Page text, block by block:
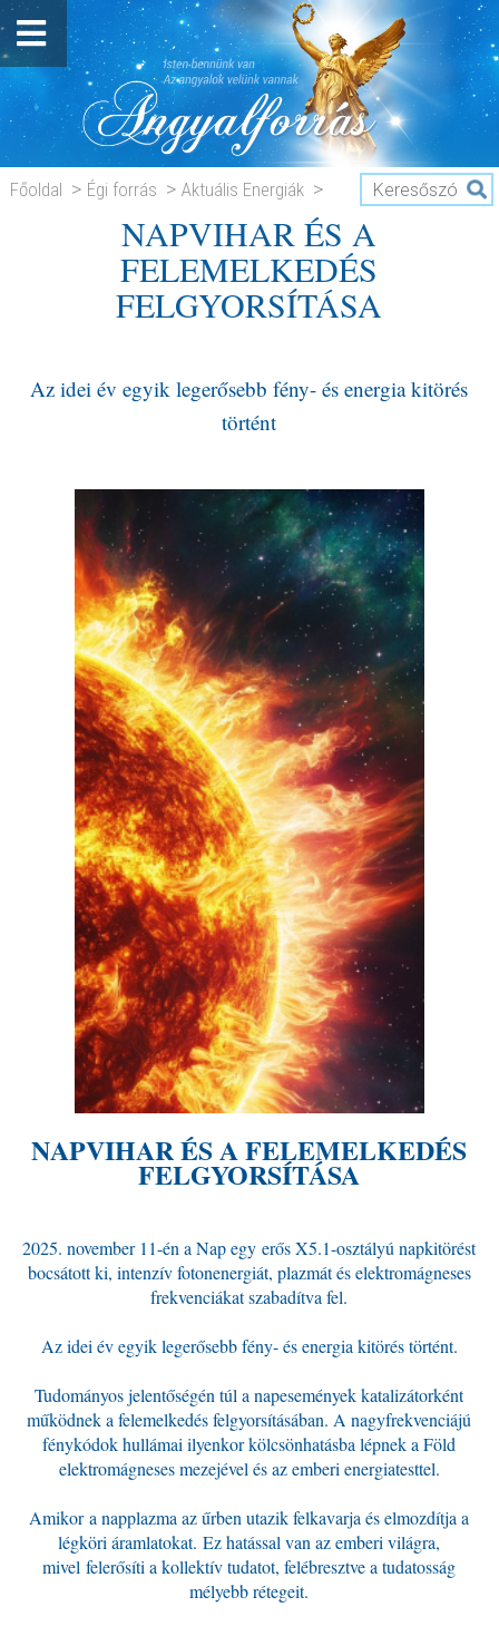
Főoldal Égi forrás
Aktuális Energiák
NAPVIHAR ÉS A FELEMELKEDÉS
FELGYORSÍTÁSA
NAPVIHAR ÉS A
FELEMELKEDÉS
FELGYORSÍTÁSA
Az idei év egyik legerősebb fény- és energia kitörés
történt
NAPVIHAR ÉS A FELEMELKEDÉS
FELGYORSÍTÁSA
2025. november 11-én a Nap egy erős X5.1-osztályú napkitörést
bocsátott ki, intenzív fotonenergiát, plazmát és elektromágneses
frekvenciákat szabadítva fel.
Az idei év egyik legerősebb fény- és energia kitörés történt.
Tudományos jelentőségén túl a napesemények katalizátorként
működnek a felemelkedés felgyorsításában. A nagyfrekvenciájú
fénykódok hullámai ilyenkor kölcsönhatásba lépnek a Föld
elektromágneses mezejével és az emberi energiatesttel.
Amikor a napplazma az űrben utazik felkavarja és elmozdítja a
légköri áramlatokat. Ez hatással van az emberi világra,
mivel felerősíti a kollektív tudatot, felébresztve a tudatosság
mélyebb rétegeit.